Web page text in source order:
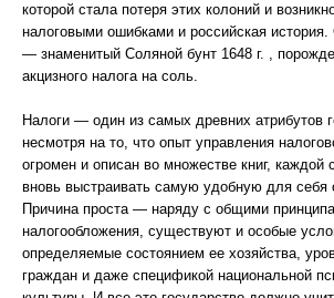
которой стала потеря этих колоний и
налоговыми ошибками и российская
— знаменитый Соляной бунт 1648 г. ,
акцизного налога на соль.
Налоги — один из самых древних атрибутов
несмотря на то, что опыт управления
огромен и описан во множестве книг, каждой
вновь выстраивать самую удобную для себя
Причина проста — наряду с общими
налогообложения, существуют и особые
определяемые состоянием ее хозяйства,
граждан и даже спецификой национальной